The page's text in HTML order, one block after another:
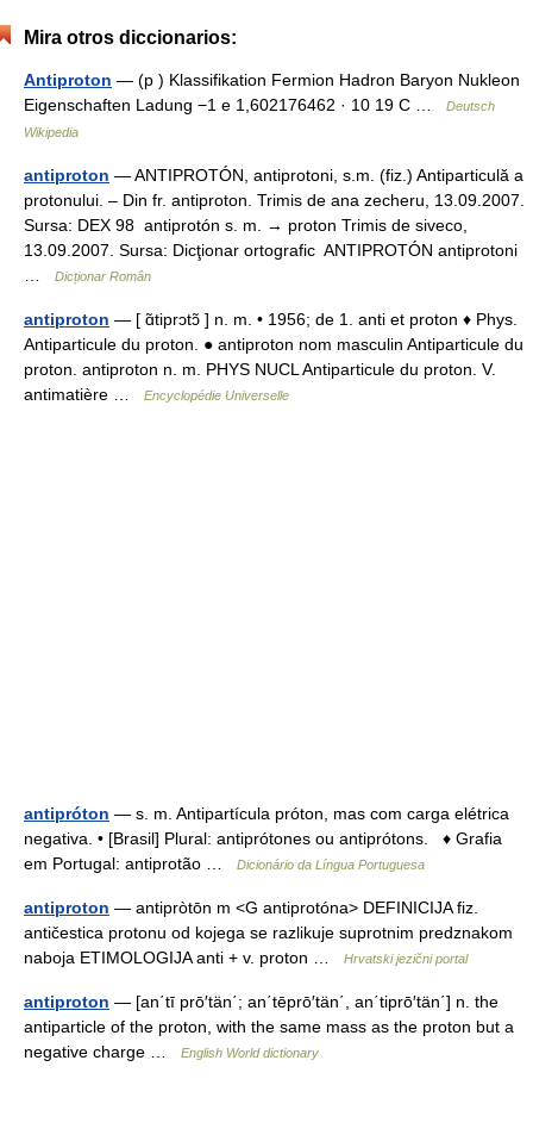
Mira otros diccionarios:
Antiproton — (p ) Klassifikation Fermion Hadron Baryon Nukleon
Eigenschaften Ladung −1 e 1,602176462 · 10 19 C …
Deutsch
Wikipedia
antiproton — ANTIPROTÓN, antiprotoni, s.m. (fiz.) Antiparticulă a
protonului. – Din fr. antiproton. Trimis de ana zecheru, 13.09.2007.
Sursa: DEX 98 antiprotón s. m. → proton Trimis de siveco,
13.09.2007. Sursa: Dicţionar ortografic ANTIPROTÓN antiprotoni
Dicționar Român
antiproton — [ ɑ̃tiprɔtɔ̃ ] n. m. • 1956; de 1. anti et proton ♦ Phys.
Antiparticule du proton. ● antiproton nom masculin Antiparticule du
proton. antiproton n. m. PHYS NUCL Antiparticule du proton. V.
antimatière …
Encyclopédie Universelle
antipróton — s. m. Antipartícula próton, mas com carga elétrica
negativa. • [Brasil] Plural: antiprótones ou antiprótons. ♦ Grafia
em Portugal: antiprotão …
Dicionário da Língua Portuguesa
antiproton — antipròtōn m <G antiprotóna> DEFINICIJA fiz.
antičestica protonu od kojega se razlikuje suprotnim predznakom
naboja ETIMOLOGIJA anti + v. proton …
Hrvatski jezični portal
antiproton — [an΄tī prō′tän΄; an΄tēprō′tän΄, an΄tiprō′tän΄] n. the
antiparticle of the proton, with the same mass as the proton but a
negative charge …
English World dictionary